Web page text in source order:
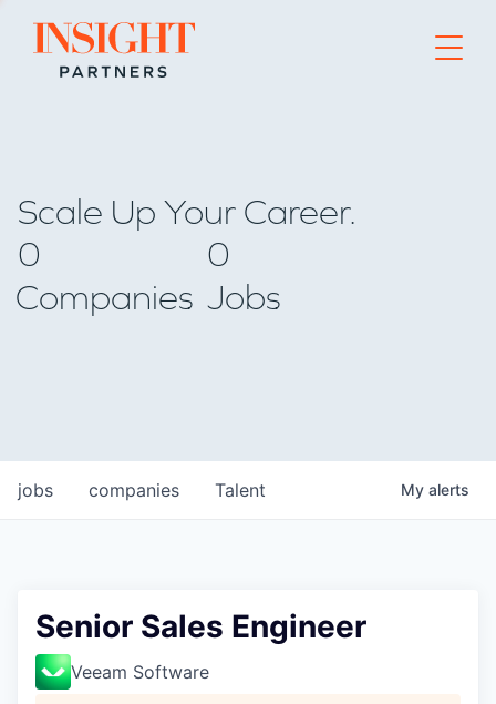
Go to home page
Scale Up Your Career.
0
Companies
0
Jobs
jobs companies Talent My alerts
Senior Sales Engineer
Veeam Software